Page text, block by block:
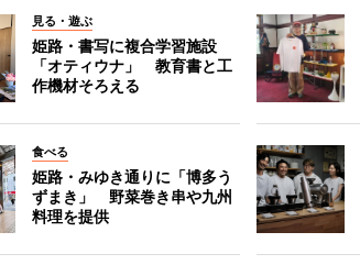
見る・遊ぶ
姫路・書写に複合学習施設
「オティウナ」 教育書と工
作機材そろえる
食べる
姫路・みゆき通りに「博多う
ずまき」 野菜巻き串や九州
料理を提供